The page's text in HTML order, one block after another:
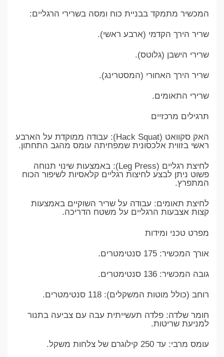
המכשיר מתמקד בבניית כוח ומסה בשרירי הרגליים:
שריר הירך הקדמי (ארבע ראשי).
שרירי הישבן (גלוטס).
שריר הירך האחורי (המסטרינג).
שרירי התאומים.
תרגילים מרכזיים
האק סקוואט (Hack Squat): עבודה ממוקדת על הארבע
ראשי בזווית אלכסונית שמפחיתה עומס מהגב התחתון.
לחיצת רגליים (Leg Press): באמצעות שינוי תנוחה
פשוט ניתן לבצע לחיצות רגליים קלאסיות לשיפור הכוח
המתפרץ.
לחיצת תאומים: עבודה על שריר השוקיים באמצעות
קצות אצבעות הרגליים על משטח הדריכה.
מפרט טכני ומידות
אורך המכשיר: 175 סנטימטרים.
גובה המכשיר: 136 סנטימטרים.
רוחב (כולל מוטות המשקלים): 118 סנטימטרים.
חומר שלדה: פלדה תעשייתית עבה עם צביעה בתנור
למניעת שריטות.
עומס מרבי: עד 250 קילוגרם של צלחות משקל.